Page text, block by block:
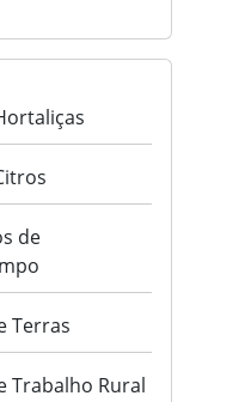
de
Terras
Trabalho Rural